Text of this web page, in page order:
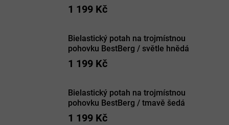
1 199 Kč
Bielastický potah na trojmístnou
pohovku BestBerg / světle hnědá
1 199 Kč
Bielastický potah na trojmístnou
pohovku BestBerg / tmavě šedá
1 199 Kč